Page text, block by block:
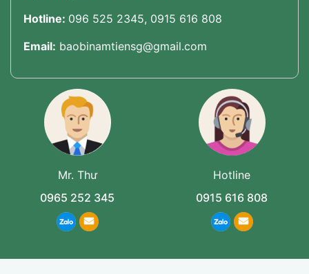
Hotline: 096 525 2345, 0915 616 808
Email: baobinamtiensg@gmail.com
Mr. Thư
0965 252 345
Hotline
0915 616 808